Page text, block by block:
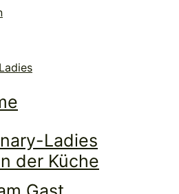
Ladies
der Küche